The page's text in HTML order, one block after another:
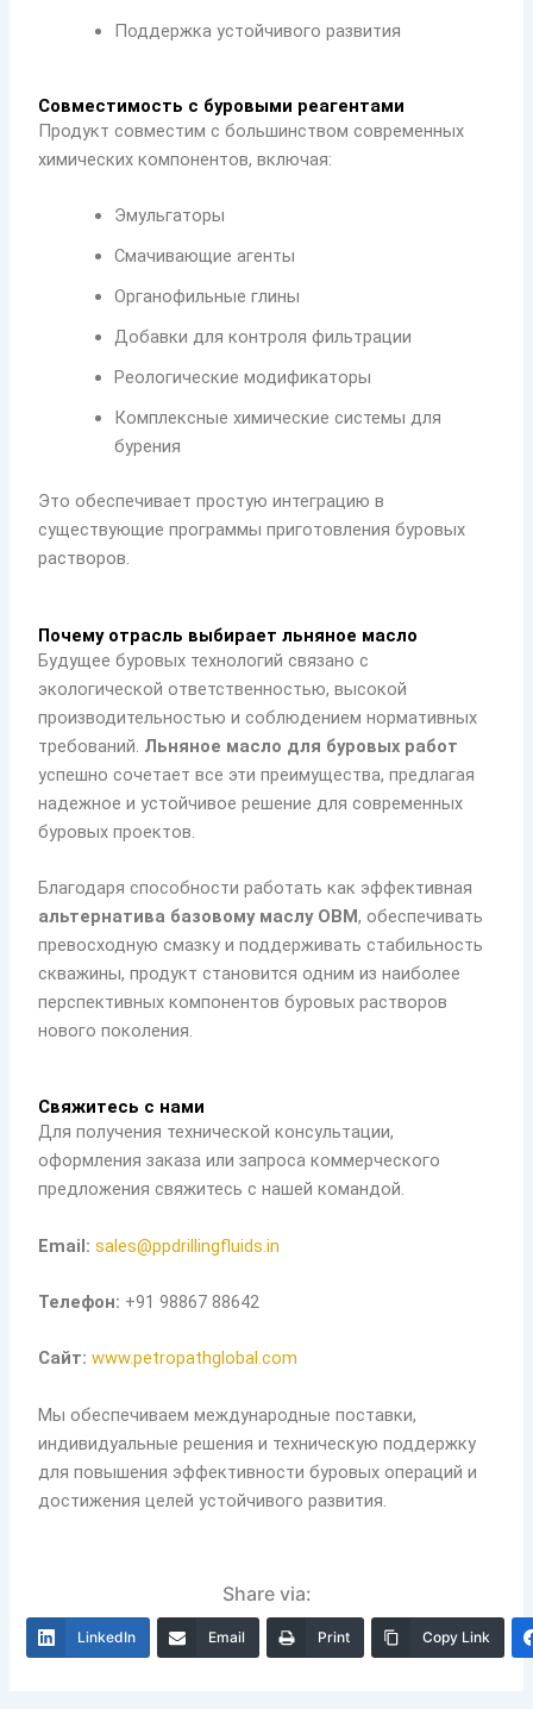
Поддержка устойчивого развития
Совместимость с буровыми реагентами
Продукт совместим с большинством современных
химических компонентов, включая:
Эмульгаторы
Смачивающие агенты
Органофильные глины
Добавки для контроля фильтрации
Реологические модификаторы
Комплексные химические системы для
бурения
Это обеспечивает простую интеграцию в
существующие программы приготовления буровых
растворов.
Почему отрасль выбирает льняное масло
Будущее буровых технологий связано с
экологической ответственностью, высокой
производительностью и соблюдением нормативных
требований. Льняное масло для буровых работ
успешно сочетает все эти преимущества, предлагая
надежное и устойчивое решение для современных
буровых проектов.
Благодаря способности работать как эффективная
альтернатива базовому маслу OBM, обеспечивать
превосходную смазку и поддерживать стабильность
скважины, продукт становится одним из наиболее
перспективных компонентов буровых растворов
нового поколения.
Свяжитесь с нами
Для получения технической консультации,
оформления заказа или запроса коммерческого
предложения свяжитесь с нашей командой.
Email: sales@ppdrillingfluids.in
Телефон: +91 98867 88642
Сайт: www.petropathglobal.com
Мы обеспечиваем международные поставки,
индивидуальные решения и техническую поддержку
для повышения эффективности буровых операций и
достижения целей устойчивого развития.
Share via:
LinkedIn Email Print Copy Link